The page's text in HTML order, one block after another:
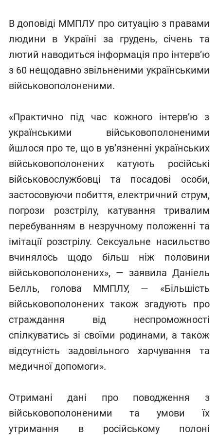
В доповіді ММПЛУ про ситуацію з правами
людини в Україні за грудень, січень та
лютий наводиться інформація про інтерв’ю
з 60 нещодавно звільненими українськими
військовополоненими.
«Практично під час кожного інтерв’ю з
українськими військовополоненими
йшлося про те, що в ув’язненні українських
військовополонених катують російські
військовослужбовці та посадові особи,
застосовуючи побиття, електричний струм,
погрози розстрілу, катування тривалим
перебуванням в незручному положенні та
імітації розстрілу. Сексуальне насильство
вчинялось щодо більш ніж половини
військовополонених», — заявила Даніель
Белль, голова ММПЛУ, — «Більшість
військовополонених також згадують про
страждання від неспроможності
спілкуватись зі своїми родинами, а також
відсутність задовільного харчування та
медичної допомоги».
Отримані дані про поводження з
військовополоненими та умови їх
утримання в російському полоні